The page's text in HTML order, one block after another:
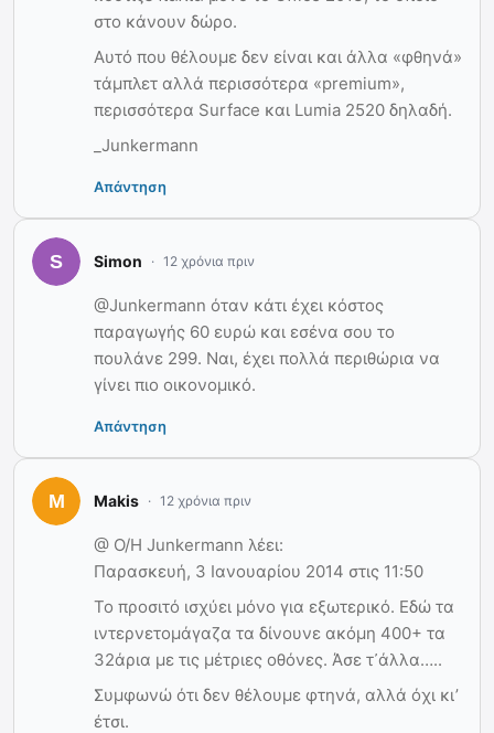
στο κάνουν δώρο.
Αυτό που θέλουμε δεν είναι και άλλα «φθηνά»
τάμπλετ αλλά περισσότερα «premium»,
περισσότερα Surface και Lumia 2520 δηλαδή.
_Junkermann
Απάντηση
Simon 12 χρόνια πριν
@Junkermann όταν κάτι έχει κόστος
παραγωγής 60 ευρώ και εσένα σου το
πουλάνε 299. Ναι, έχει πολλά περιθώρια να
γίνει πιο οικονομικό.
Απάντηση
Makis 12 χρόνια πριν
@ Ο/Η Junkermann λέει:
Παρασκευή, 3 Ιανουαρίου 2014 στις 11:50
Το προσιτό ισχύει μόνο για εξωτερικό. Εδώ τα
ιντερνετομάγαζα τα δίνουνε ακόμη 400+ τα
32άρια με τις μέτριες οθόνες. Άσε τ᾽άλλα…..
Συμφωνώ ότι δεν θέλουμε φτηνά, αλλά όχι κι’
έτσι.